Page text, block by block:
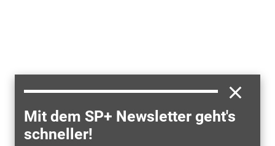
Mit dem SP+ Newsletter geht's
schneller!
Eloma launcht zum Ende des Jahres 2018 eine
komplett überarbeitete Info24-Plattform. Das Portal